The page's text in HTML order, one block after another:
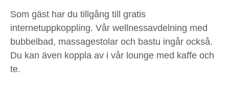
Som gäst har du tillgång till gratis
internetuppkoppling. Vår wellnessavdelning med
bubbelbad, massagestolar och bastu ingår också.
Du kan även koppla av i vår lounge med kaffe och
te.